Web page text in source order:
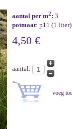
aantal per m2: 3
potmaat: p11 (1 liter)
4,50 €
aantal: